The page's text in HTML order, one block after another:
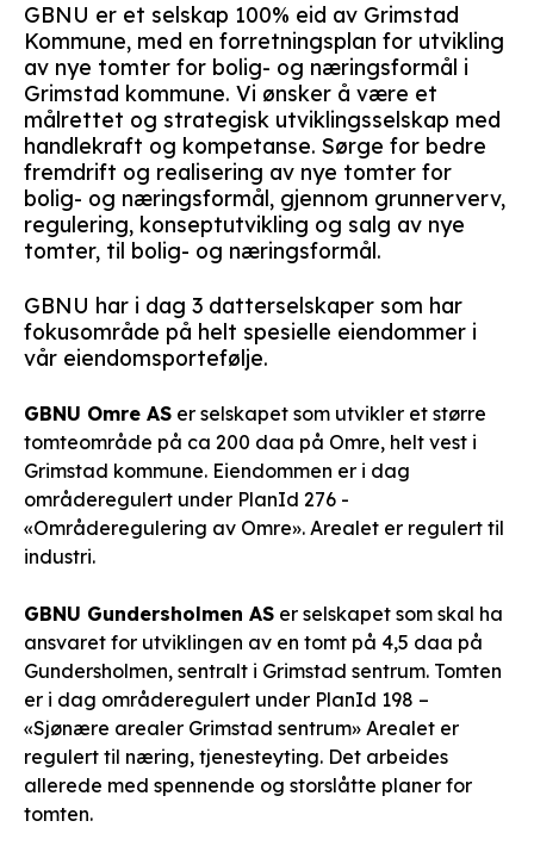
GBNU er et selskap 100% eid av Grimstad
Kommune, med en forretningsplan for utvikling
av nye tomter for bolig- og næringsformål i
Grimstad kommune. Vi ønsker å være et
målrettet og strategisk utviklingsselskap med
handlekraft og kompetanse. Sørge for bedre
fremdrift og realisering av nye tomter for
bolig- og næringsformål, gjennom grunnerverv,
regulering, konseptutvikling og salg av nye
tomter, til bolig- og næringsformål.
GBNU har i dag 3 datterselskaper som har
fokusområde på helt spesielle eiendommer i
vår eiendomsportefølje.
GBNU Omre AS er selskapet som utvikler et større
tomteområde på ca 200 daa på Omre, helt vest i
Grimstad kommune. Eiendommen er i dag
områderegulert under PlanId 276 -
«Områderegulering av Omre». Arealet er regulert til
industri.
GBNU Gundersholmen AS er selskapet som skal ha
ansvaret for utviklingen av en tomt på 4,5 daa på
Gundersholmen, sentralt i Grimstad sentrum. Tomten
er i dag områderegulert under PlanId 198 –
«Sjønære arealer Grimstad sentrum» Arealet er
regulert til næring, tjenesteyting. Det arbeides
allerede med spennende og storslåtte planer for
tomten.